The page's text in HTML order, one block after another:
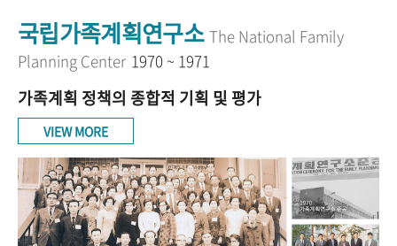
국립가족계획연구소 The National Family
Planning Center 1970 ~ 1971
가족계획 정책의 종합적 기획 및 평가
VIEW MORE